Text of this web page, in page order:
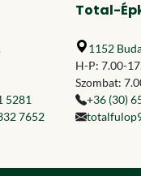
5281
7652
Total-
1152
H-P: 7.00-
Szombat:
+36 (30)